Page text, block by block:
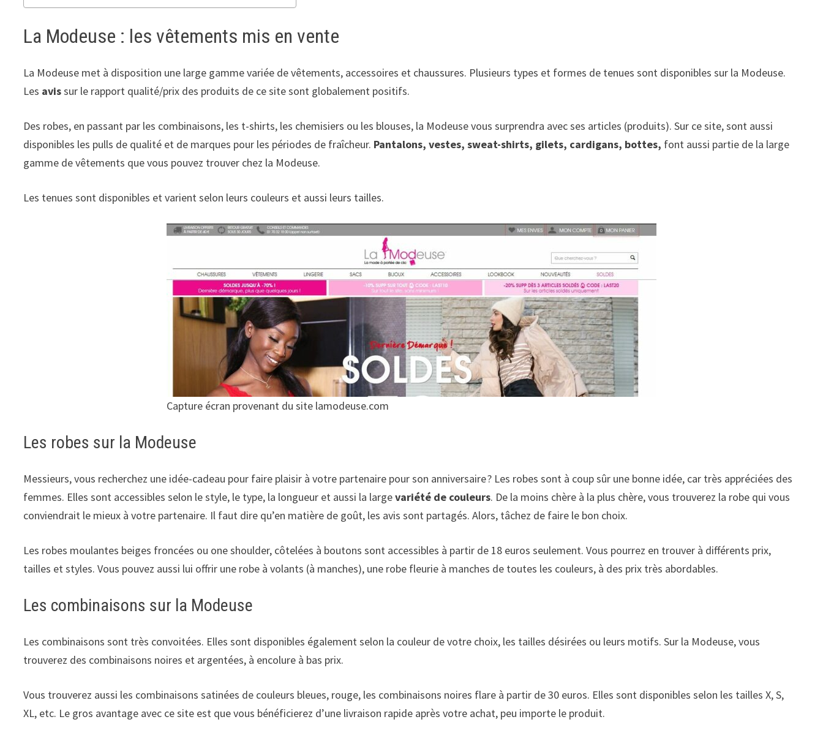
La Modeuse : les vêtements mis en vente
La Modeuse met à disposition une large gamme variée de vêtements, accessoires et chaussures. Plusieurs types et formes de tenues sont disponibles sur la Modeuse.
Les avissur le rapport qualité/prix des produits de ce site sont globalement positifs.
Des robes, en passant par les combinaisons, les t-shirts, les chemisiers ou les blouses, la Modeuse vous surprendra avec ses articles (produits). Sur ce site, sont aussi
disponibles les pulls de qualité et de marques pour les périodes de fraîcheur. Pantalons, vestes, sweat-shirts, gilets, cardigans, bottes, font aussi partie de la large
gamme de vêtements que vous pouvez trouver chez la Modeuse.
Les tenues sont disponibles et varient selon leurs couleurs et aussi leurs tailles.
Capture écran provenant du site lamodeuse.com
Les robes sur la Modeuse
Messieurs, vous recherchez une idée-cadeau pour faire plaisir à votre partenaire pour son anniversaire ? Les robes sont à coup sûr une bonne idée, car très appréciées des
femmes. Elles sont accessibles selon le style, le type, la longueur et aussi la largevariété de couleurs. De la moins chère à la plus chère, vous trouverez la robe qui vous
conviendrait le mieux à votre partenaire. Il faut dire qu’en matière de goût, les avis sont partagés. Alors, tâchez de faire le bon choix.
Les robes moulantes beiges froncées ou one shoulder, côtelées à boutons sont accessibles à partir de 18 euros seulement. Vous pourrez en trouver à différents prix,
tailles et styles. Vous pouvez aussi lui offrir une robe à volants (à manches), une robe fleurie à manches de toutes les couleurs, à des prix très abordables.
Les combinaisons sur la Modeuse
Les combinaisons sont très convoitées. Elles sont disponibles également selon la couleur de votre choix, les tailles désirées ou leurs motifs. Sur la Modeuse, vous
trouverez des combinaisons noires et argentées, à encolure à bas prix.
Vous trouverez aussi les combinaisons satinées de couleurs bleues, rouge, les combinaisons noires flare à partir de 30 euros. Elles sont disponibles selon les tailles X, S,
XL, etc. Le gros avantage avec ce site est que vous bénéficierez d’une livraison rapide après votre achat, peu importe le produit.